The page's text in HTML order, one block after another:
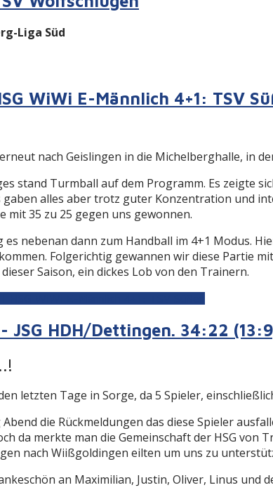
Liga Süd
WiWi E-Männlich 4+1: TSV
nach Geislingen in die Michelberghalle, in
stand Turmball auf dem Programm. Es zeigte
gaben alles aber trotz guter Konzentration und
mit 35 zu 25 gegen uns gewonnen.
es nebenan dann zum Handball im 4+1 Modus.
Folgerichtig gewannen wir diese Partie
Saison, ein dickes Lob von den Trainern.
JSG HDH/Dettingen. 34:22
letzten Tage in Sorge, da 5 Spieler,
die Rückmeldungen das diese Spieler
da merkte man die Gemeinschaft der HSG von
nach Wiißgoldingen eilten um uns zu
an Maximilian, Justin, Oliver, Linus